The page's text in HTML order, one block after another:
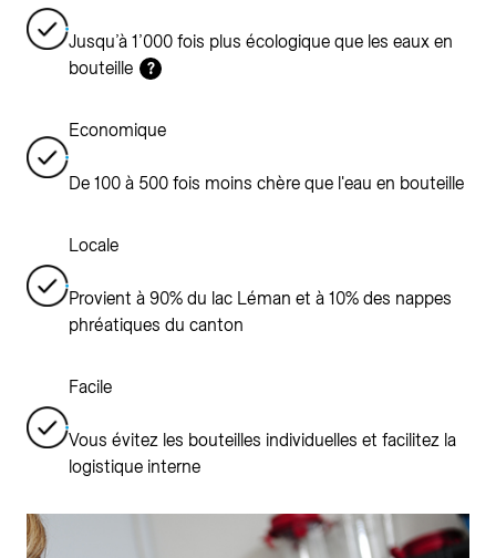
Jusqu’à 1’000 fois plus écologique que les eaux en
bouteille
?
Economique
De 100 à 500 fois moins chère que l'eau en bouteille
Locale
Provient à 90% du lac Léman et à 10% des nappes
phréatiques du canton
Facile
Vous évitez les bouteilles individuelles et facilitez la
logistique interne